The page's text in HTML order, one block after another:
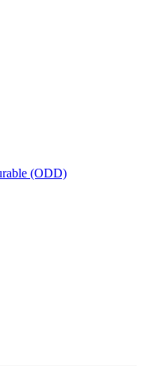
(ODD)